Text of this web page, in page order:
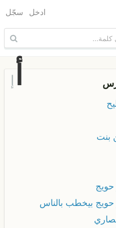
ادخل سجّل
إ
بنت
حويج
حويج بيخطب بالناس